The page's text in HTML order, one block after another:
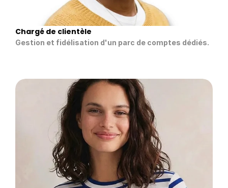
Chargé de clientèle
Gestion et fidélisation d'un parc de comptes dédiés.